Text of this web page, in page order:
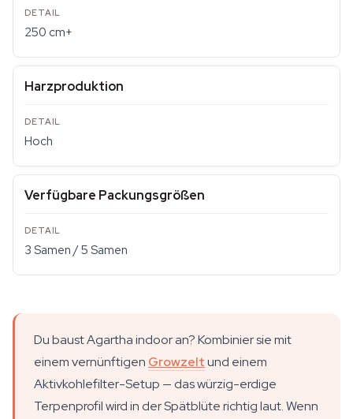
250 cm+
Harzproduktion
Hoch
Verfügbare Packungsgrößen
3 Samen / 5 Samen
Du baust Agartha indoor an? Kombinier sie mit
einem vernünftigen Growzeltund einem
Aktivkohlefilter-Setup — das würzig-erdige
Terpenprofil wird in der Spätblüte richtig laut. Wenn